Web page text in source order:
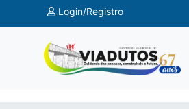
Ir para o conteúdo
Ir para o fim do conteúdo
Login/Registro